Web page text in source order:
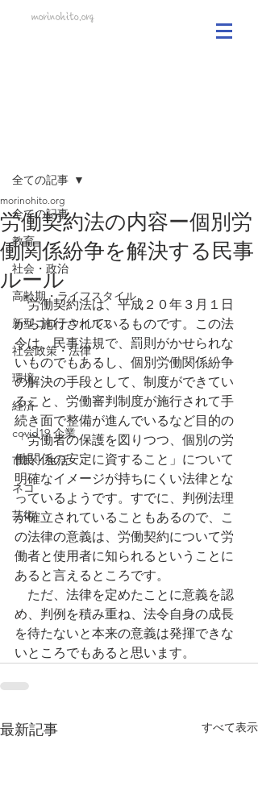
morinohito.org
全ての記事
教育
社会・政治
高齢期・ライフスタイル
新型コロナウイルス
社会政策・法律
環境
経済
covid19 企業
市民・生活
ネコ
芸術
全ての記事
労働契約法の内容ー個別労
働関係紛争を解決する民事
ルール
morinohito.org
労働契約法は、平成２０年３月１日
から施行されているものです。この法
令は、民事法規で、罰則がかせられな
いものでもあるし、個別労働関係紛争
の解決の手段として、制度ができてい
ること、労働審判制度が施行されて手
続き面で整備が進んでいるなど目的の
「労働者の保護を図りつつ、個別の労
働関係の安定に資すること」について
明確なイメージが持ちにくい法律とな
っているようです。すでに、判例法理
が確立されていることもあるので、こ
の法律の意義は、労働契約について労
働者と使用者に知られるということに
あると言えるところです。
ただ、法律を定めたことに意義を認
め、判例を積み重ね、法令自身の成長
を待たないと本来の意義は発揮できな
いところでもあると思います。
最新記事 すべて表示